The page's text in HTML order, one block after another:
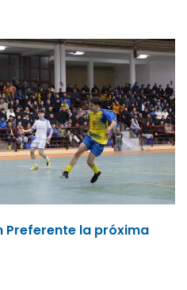
Preferente la próxima